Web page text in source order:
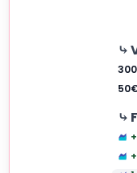
⤷
300
50
⤷